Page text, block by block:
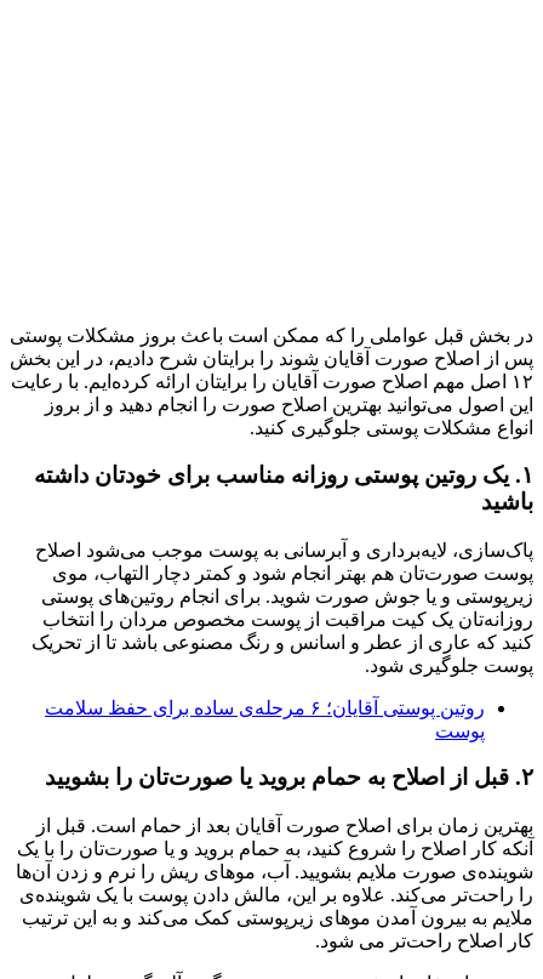
در بخش قبل عواملی را که ممکن است باعث بروز مشکلات پوستی
پس از اصلاح صورت آقایان شوند را برایتان شرح دادیم، در این بخش
۱۲ اصل مهم اصلاح صورت آقایان را برایتان ارائه کرده‌ایم. با رعایت
این اصول می‌توانید بهترین اصلاح صورت را انجام دهید و از بروز
انواع مشکلات پوستی جلوگیری کنید.
۱. یک روتین پوستی روزانه مناسب برای خودتان داشته
باشید
پاک‌سازی، لایه‌برداری و آبرسانی به پوست موجب می‌شود اصلاح
پوست صورت‌تان هم بهتر انجام شود و کمتر دچار التهاب، موی
زیر‌پوستی و یا جوش صورت شوید. برای انجام روتین‌های پوستی
روزانه‌تان یک کیت مراقبت از پوست مخصوص مردان را انتخاب
کنید که عاری از عطر و اسانس و رنگ مصنوعی باشد تا از تحریک
پوست جلوگیری شود.
روتین پوستی آقایان؛ ۶ مرحله‌ی ساده برای حفظ سلامت
پوست
۲. قبل از اصلاح به حمام بروید یا صورت‌تان را بشویید
بهترین زمان برای اصلاح صورت آقایان بعد از حمام است. قبل از
آنکه کار اصلاح را شروع کنید، به حمام بروید و یا صورت‌تان را با یک
شوینده‌ی صورت ملایم بشویید. آب، موهای ریش را نرم و زدن آن‌ها
را راحت‌تر می‌کند. علاوه بر این، مالش دادن پوست با یک شوینده‌ی
ملایم به بیرون آمدن موهای زیر‌پوستی کمک می‌کند و به این ترتیب
کار اصلاح راحت‌تر می شود.